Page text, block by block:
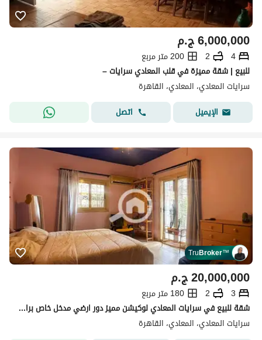
ج.م6,000,000
4
2
200 متر مربع
للبيع | شقة مميزة في قلب المعادي سرايات –
سرايات المعادي، المعادي، القاهرة
الإيميل
اتصل
TruBroker™
ج.م20,000,000
3
2
180 متر مربع
شقة للبيع في سرايات المعادي لوكيشن مميز دور ارضي مدخل خاص برايفت جاردن و باكيه فالجراج .
سرايات المعادي، المعادي، القاهرة